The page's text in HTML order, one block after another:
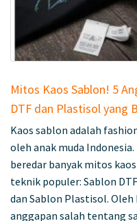
Mitos Kaos Sablon! 5
DTF dan Plastisol yang
Kaos sablon adalah
oleh anak muda
beredar banyak mitos
teknik populer: Sablon
dan Sablon Plastisol.
anggapan salah tentang